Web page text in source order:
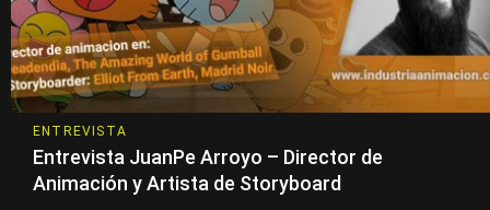
ENTREVISTA
Entrevista JuanPe Arroyo – Director de
Animación y Artista de Storyboard